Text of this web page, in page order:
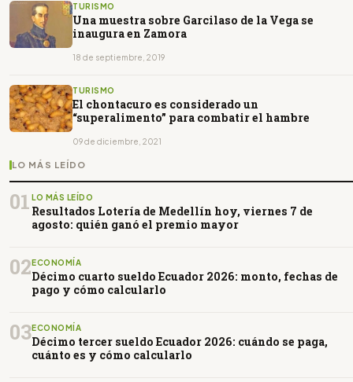
TURISMO
Una muestra sobre Garcilaso de la Vega se
inaugura en Zamora
18 de septiembre, 2019
TURISMO
El chontacuro es considerado un
“superalimento” para combatir el hambre
09 de diciembre, 2021
LO MÁS LEÍDO
01 LO MÁS LEÍDO
Resultados Lotería de Medellín hoy, viernes 7 de
agosto: quién ganó el premio mayor
02ECONOMÍA
Décimo cuarto sueldo Ecuador 2026: monto, fechas de
pago y cómo calcularlo
03ECONOMÍA
Décimo tercer sueldo Ecuador 2026: cuándo se paga,
cuánto es y cómo calcularlo